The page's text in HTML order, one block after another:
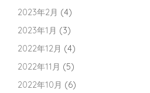
2023年2月 (4)
2023年1月 (3)
2022年12月 (4)
2022年11月 (5)
2022年10月 (6)